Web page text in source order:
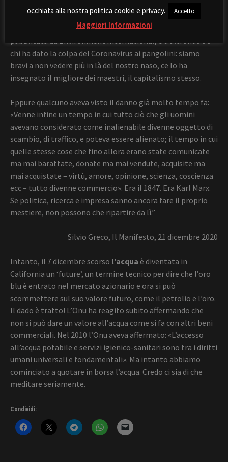
contro l’Umanità. Sulla responsabilità della plastica nei
feti, qualcuno proverà a darla alle donne della ricerca
pubblicata da Environment International, e d’altronde c’è
chi ha dato la colpa del Coronavirus ai pangolini: siamo
bravi a non vedere più in là del nostro naso, ce lo ha
insegnato il migliore dei maestri, il capitalismo stesso.
Eppure qualcuno aveva visto il danno già molto tempo fa:
«Venne infine un tempo in cui tutto ciò che gli uomini
avevano considerato come inalienabile divenne oggetto di
scambio, di traffico, e poteva essere alienato; il tempo in cui
quelle stesse cose che fino allora erano state comunicate
ma mai barattate, donate ma mai vendute, acquisite ma
mai acquistate – virtù, amore, opinione, scienza, coscienza
ecc – tutto divenne commercio». Era il 1847. Era Karl Marx.
Se politica, ricerca e impresa sanno ancora fare il proprio
mestiere, non possono che ripartire da lì.”
Silvio Greco, Il Manifesto, 21 dicembre 2020
Intanto, il 7 dicembre scorso l’acqua è diventata in
California un ‘future’, un termine tecnico per dire che l’oro
blu è entrato nel mercato azionario e ora si può
scommettere sul suo valore futuro, come il petrolio e l’oro.
Il dado è tratto! L’Onu ha reagito subito affermando che
non si può dare un valore all’acqua come si fa con altri beni
commerciali. Nel 2010 l’Onu aveva affermato: «L’accesso
all’acqua potabile e servizi igienico-sanitari sono tra i diritti
umani universali e fondamentali». Ma intanto abbiamo
cominciato a quotare in borsa l’acqua. Credo ci sia di che
meditare seriamente.
Condividi:
occhiata alla nostra politica cookie e privacy.
Accetto
Maggiori Informazioni